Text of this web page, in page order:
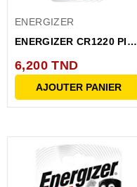
ENERGIZER
ENERGIZER CR1220 PILE
6,200 TND
AJOUTER PANIER